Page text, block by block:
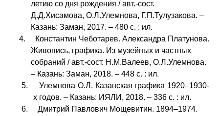
летию со дня рождения / авт.-сост.
Д.Д.Хисамова, О.Л.Улемнова, Г.П.Тулузакова. –
Казань: Заман, 2017. – 480 с. : ил.
4. Константин Чеботарев. Александра Платунова.
Живопись, графика. Из музейных и частных
собраний / авт.-сост. Н.М.Валеев, О.Л.Улемнова.
– Казань: Заман, 2018. – 448 с. : ил.
5. Улемнова О.Л. Казанская графика 1920–1930-
х годов. – Казань: ИЯЛИ, 2018. – 336 с. : ил.
6. Дмитрий Павлович Мощевитин. 1894–1974.